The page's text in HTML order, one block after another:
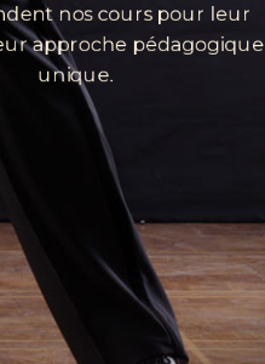
nos cours pour leur
approche pédagogique
unique.